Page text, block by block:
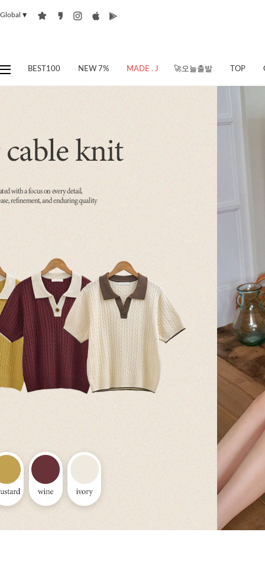
Global ▼
BEST100 NEW 7% MADE . J 🚀오늘출발 TOP